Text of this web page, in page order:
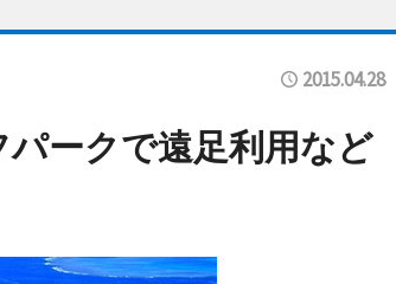
2015.04.28
ークで遠足利用など